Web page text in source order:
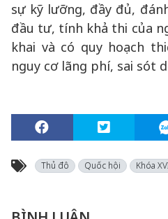
sự kỹ lưỡng, đầy đủ,
đầu tư, tính khả thi của
khai và có quy hoạch
nguy cơ lãng phí, sai sót
Thủ đô Quốc hội Khóa